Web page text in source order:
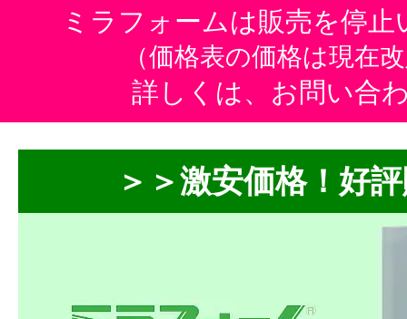
ミラフォームは販売を停
（価格表の価格は現在
詳しくは、お問い合
＞＞激安価格！好